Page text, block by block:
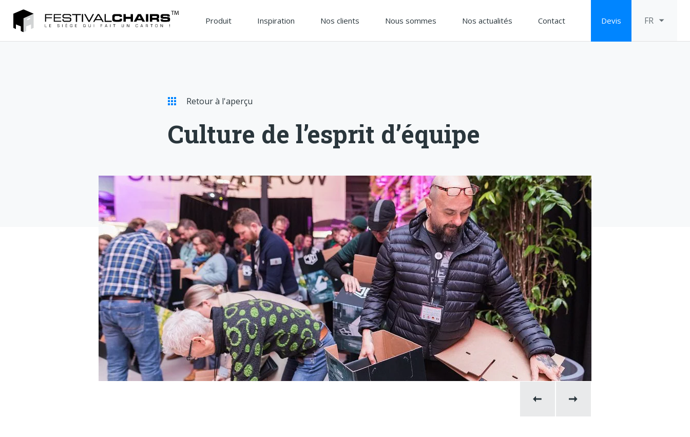
Produit Inspiration Nos clients Nous sommes Nos actualités Contact Devis FR
Retour à l'aperçu
Culture de l’esprit d’équipe